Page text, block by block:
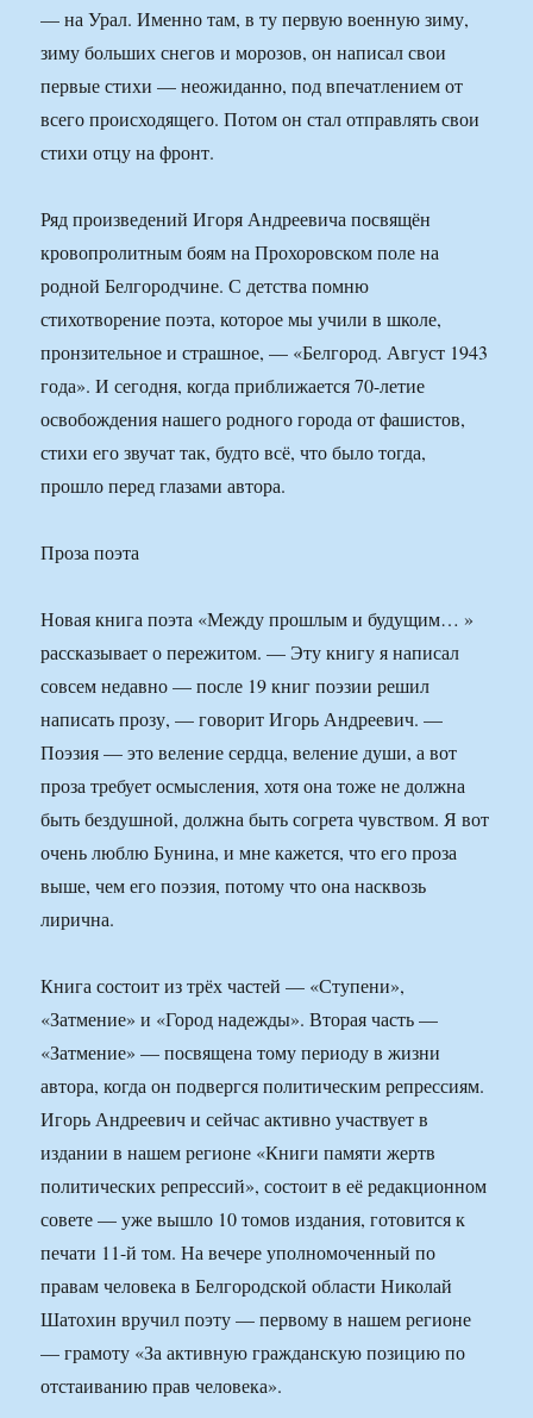
— на Урал. Именно там, в ту первую военную зиму,
зиму больших снегов и морозов, он написал свои
первые стихи — неожиданно, под впечатлением от
всего происходящего. Потом он стал отправлять свои
стихи отцу на фронт.
Ряд произведений Игоря Андреевича посвящён
кровопролитным боям на Прохоровском поле на
родной Белгородчине. С детства помню
стихотворение поэта, которое мы учили в школе,
пронзительное и страшное, — «Белгород. Август 1943
года». И сегодня, когда приближается 70-летие
освобождения нашего родного города от фашистов,
стихи его звучат так, будто всё, что было тогда,
прошло перед глазами автора.
Проза поэта
Новая книга поэта «Между прошлым и будущим… »
рассказывает о пережитом. — Эту книгу я написал
совсем недавно — после 19 книг поэзии решил
написать прозу, — говорит Игорь Андреевич. —
Поэзия — это веление сердца, веление души, а вот
проза требует осмысления, хотя она тоже не должна
быть бездушной, должна быть согрета чувством. Я вот
очень люблю Бунина, и мне кажется, что его проза
выше, чем его поэзия, потому что она насквозь
лирична.
Книга состоит из трёх частей — «Ступени»,
«Затмение» и «Город надежды». Вторая часть —
«Затмение» — посвящена тому периоду в жизни
автора, когда он подвергся политическим репрессиям.
Игорь Андреевич и сейчас активно участвует в
издании в нашем регионе «Книги памяти жертв
политических репрессий», состоит в её редакционном
совете — уже вышло 10 томов издания, готовится к
печати 11-й том. На вечере уполномоченный по
правам человека в Белгородской области Николай
Шатохин вручил поэту — первому в нашем регионе
— грамоту «За активную гражданскую позицию по
отстаиванию прав человека».